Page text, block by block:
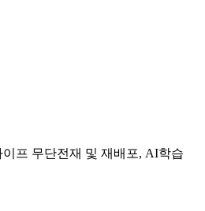
프 무단전재 및 재배포, AI학습